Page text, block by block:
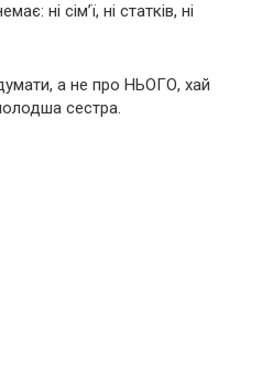
ні сім’ї, ні статків, ні
а не про НЬОГО, хай
сестра.